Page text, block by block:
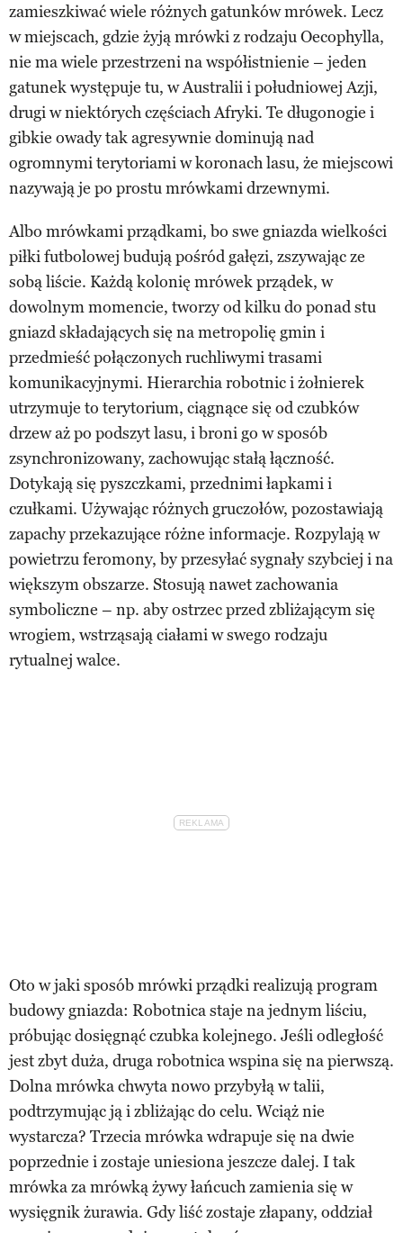
zamieszkiwać wiele różnych gatunków mrówek. Lecz
w miejscach, gdzie żyją mrówki z rodzaju Oecophylla,
nie ma wiele przestrzeni na współistnienie – jeden
gatunek występuje tu, w Australii i południowej Azji,
drugi w niektórych częściach Afryki. Te długonogie i
gibkie owady tak agresywnie dominują nad
ogromnymi terytoriami w koronach lasu, że miejscowi
nazywają je po prostu mrówkami drzewnymi.
Albo mrówkami prządkami, bo swe gniazda wielkości
piłki futbolowej budują pośród gałęzi, zszywając ze
sobą liście. Każdą kolonię mrówek prządek, w
dowolnym momencie, tworzy od kilku do ponad stu
gniazd składających się na metropolię gmin i
przedmieść połączonych ruchliwymi trasami
komunikacyjnymi. Hierarchia robotnic i żołnierek
utrzymuje to terytorium, ciągnące się od czubków
drzew aż po podszyt lasu, i broni go w sposób
zsynchronizowany, zachowując stałą łączność.
Dotykają się pyszczkami, przednimi łapkami i
czułkami. Używając różnych gruczołów, pozostawiają
zapachy przekazujące różne informacje. Rozpylają w
powietrzu feromony, by przesyłać sygnały szybciej i na
większym obszarze. Stosują nawet zachowania
symboliczne – np. aby ostrzec przed zbliżającym się
wrogiem, wstrząsają ciałami w swego rodzaju
rytualnej walce.
Oto w jaki sposób mrówki prządki realizują program
budowy gniazda: Robotnica staje na jednym liściu,
próbując dosięgnąć czubka kolejnego. Jeśli odległość
jest zbyt duża, druga robotnica wspina się na pierwszą.
Dolna mrówka chwyta nowo przybyłą w talii,
podtrzymując ją i zbliżając do celu. Wciąż nie
wystarcza? Trzecia mrówka wdrapuje się na dwie
poprzednie i zostaje uniesiona jeszcze dalej. I tak
mrówka za mrówką żywy łańcuch zamienia się w
wysięgnik żurawia. Gdy liść zostaje złapany, oddział